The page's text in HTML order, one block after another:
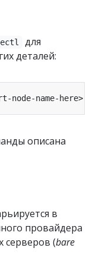
для
деталей:
описана
в
провайдера
серверов (bare